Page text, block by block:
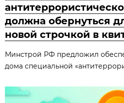
должна обернуться
новой строчкой в
Минстрой РФ предложил
дома специальной